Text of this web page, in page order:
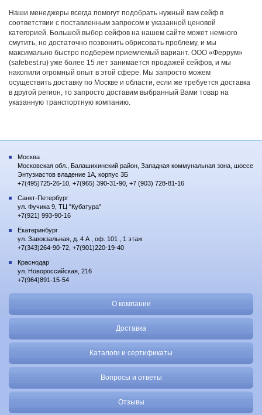
Наши менеджеры всегда помогут подобрать нужный вам сейф в
соответствии с поставленным запросом и указанной ценовой
категорией. Большой выбор сейфов на нашем сайте может немного
смутить, но достаточно позвонить обрисовать проблему, и мы
максимально быстро подберём приемлемый вариант. ООО «Феррум»
(safebest.ru) уже более 15 лет занимается продажей сейфов, и мы
накопили огромный опыт в этой сфере. Мы запросто можем
осуществить доставку по Москве и области, если же требуется доставка
в другой регион, то запросто доставим выбранный Вами товар на
указанную транспортную компанию.
Москва
Московская обл., Балашихинский район, Западная коммунальная зона, шоссе
Энтузиастов владение 1А, корпус 3Б
+7(495)725-26-10, +7(965) 390-31-90, +7 (903) 728-81-16
Санкт-Петербург
ул. Фучика 9, ТЦ "Кубатура"
+7(921) 993-90-16
Екатеринбург
ул. Завокзальная, д. 4 А , оф. 101 , 1 этаж
+7(343)264-90-72, +7(901)220-19-40
Краснодар
ул. Новороссийская, 216
+7(964)891-15-54
О компании
Доставка
Каталоги и сертификаты
Вопросы и ответы
Отзывы